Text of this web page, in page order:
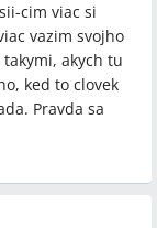
cim viac si
vazim svojho
akych tu
ked to clovek
Pravda sa